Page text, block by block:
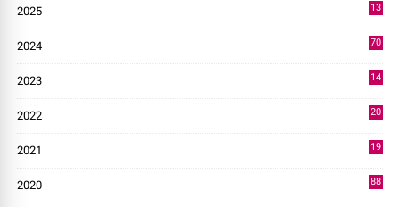
2025
13
2024
70
2023
14
2022
20
2021
19
2020
88